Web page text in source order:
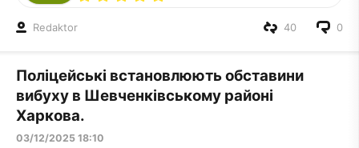
Redaktor 0
40
Поліцейські встановлюють обставини
вибуху в Шевченківському районі
Харкова.
03/12/2025 18:10